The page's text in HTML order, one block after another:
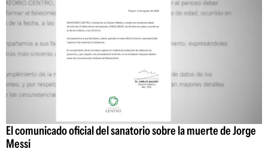
El comunicado oficial del sanatorio sobre la muerte de Jorge
Messi